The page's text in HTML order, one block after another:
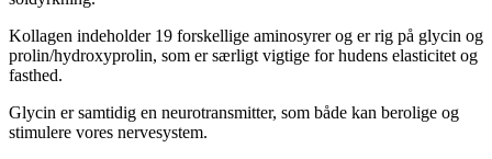
Kollagen indeholder 19 forskellige aminosyrer og er rig på glycin og
prolin/hydroxyprolin, som er særligt vigtige for hudens elasticitet og
fasthed.
Glycin er samtidig en neurotransmitter, som både kan berolige og
stimulere vores nervesystem.